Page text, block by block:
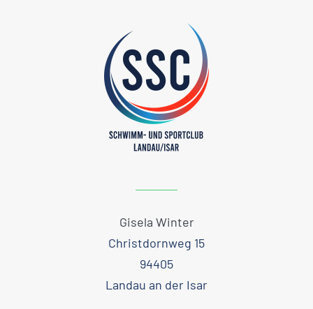
Gisela Winter
Christdornweg 15
94405
Landau an der Isar